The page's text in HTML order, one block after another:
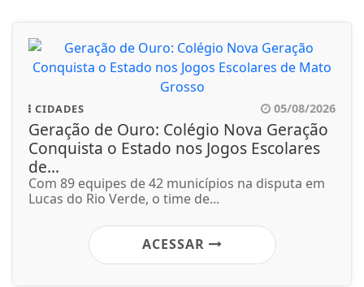
CIDADES 05/08/2026
Geração de Ouro: Colégio Nova Geração
Conquista o Estado nos Jogos Escolares
de...
Com 89 equipes de 42 municípios na disputa em
Lucas do Rio Verde, o time de...
ACESSAR